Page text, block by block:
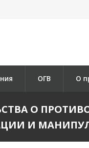
ОГВ О
О
И